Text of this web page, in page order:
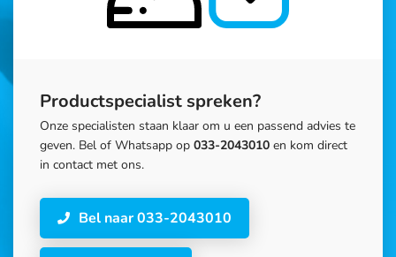
Productspecialist spreken?
Onze specialisten staan klaar om u een passend advies te
geven. Bel of Whatsapp op 033-2043010 en kom direct
in contact met ons.
Bel naar 033-2043010